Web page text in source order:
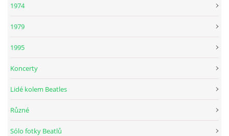
KALENDÁŘ 1963-64
KALENDÁŘ 1967-68
1974
1979
1995
Koncerty
Lidé kolem Beatles
Různé
Sólo fotky Beatlů